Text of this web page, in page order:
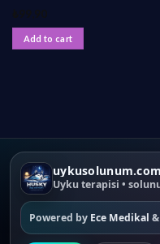
Add to cart
uykusolunum.com
Uyku terapisi •
Powered by Ece Medikal &